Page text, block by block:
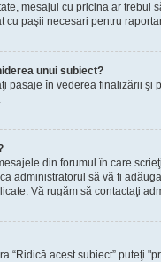
mesajul cu pricina ar trebui
cu paşii necesari pentru
unui subiect?
pasaje în vederea finalizării şi
din forumul în care
administratorul să vă fi
Vă rugăm să contactaţi
“Ridică acest subiect” puteţi